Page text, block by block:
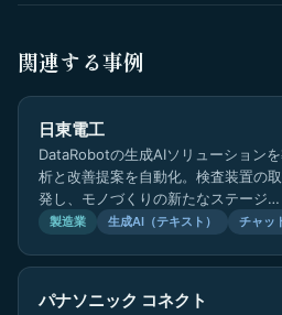
関連する事例
日東電工
DataRobotの生成AIソリューション
析と改善提案を自動化。検査装置の
発し、モノづくりの新たなステージ…
製造業 生成AI（テキスト） チャッ
パナソニック コネクト